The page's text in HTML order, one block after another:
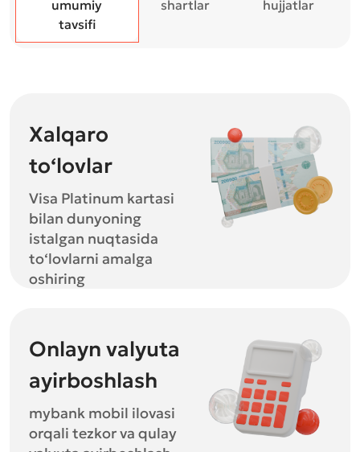
umumiy
tavsifi
shartlar
hujjatlar
Xalqaro
to‘lovlar
Visa Platinum kartasi
bilan dunyoning
istalgan nuqtasida
to‘lovlarni amalga
oshiring
Onlayn valyuta
ayirboshlash
mybank mobil ilovasi
orqali tezkor va qulay